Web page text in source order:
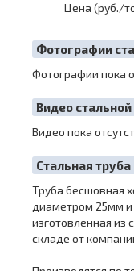
Цена (руб./
Фотографии
Фотографии пока
Видео
Видео пока
Cтальная
Труба бесшовная
диаметром 25мм
изготовленная из
складе от